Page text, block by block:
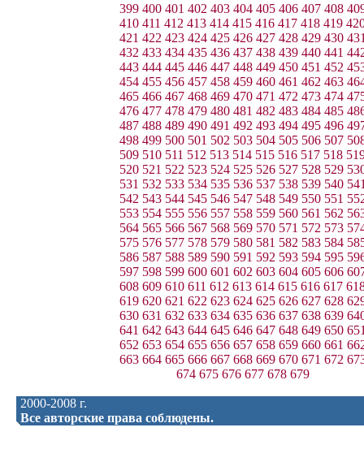
399 400 401 402 403 404 405 406 407 408
410 411 412 413 414 415 416 417 418 419
421 422 423 424 425 426 427 428 429 430
432 433 434 435 436 437 438 439 440 441
443 444 445 446 447 448 449 450 451 452
454 455 456 457 458 459 460 461 462 463
465 466 467 468 469 470 471 472 473 474
476 477 478 479 480 481 482 483 484 485
487 488 489 490 491 492 493 494 495 496
498 499 500 501 502 503 504 505 506 507
509 510 511 512 513 514 515 516 517 518
520 521 522 523 524 525 526 527 528 529
531 532 533 534 535 536 537 538 539 540
542 543 544 545 546 547 548 549 550 551
553 554 555 556 557 558 559 560 561 562
564 565 566 567 568 569 570 571 572 573
575 576 577 578 579 580 581 582 583 584
586 587 588 589 590 591 592 593 594 595
597 598 599 600 601 602 603 604 605 606
608 609 610 611 612 613 614 615 616 617
619 620 621 622 623 624 625 626 627 628
630 631 632 633 634 635 636 637 638 639
641 642 643 644 645 646 647 648 649 650
652 653 654 655 656 657 658 659 660 661
663 664 665 666 667 668 669 670 671 672
674 675 676 677 678 679
2000-2008 г.
Все авторские права соблюдены.